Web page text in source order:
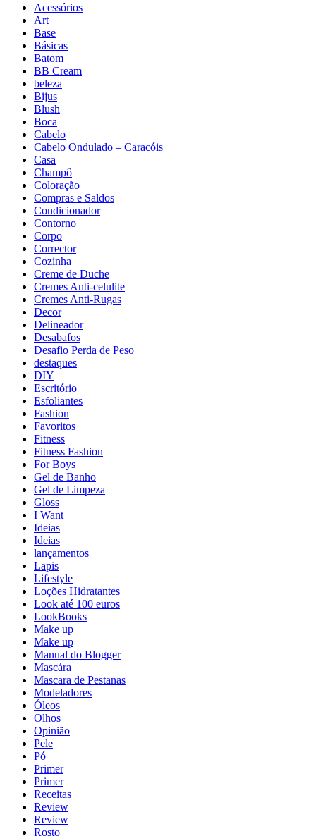
Acessórios
Art
Base
Básicas
Batom
BB Cream
beleza
Bijus
Blush
Boca
Cabelo
Cabelo Ondulado – Caracóis
Casa
Champô
Coloração
Compras e Saldos
Condicionador
Contorno
Corpo
Corrector
Cozinha
Creme de Duche
Cremes Anti-celulite
Cremes Anti-Rugas
Decor
Delineador
Desabafos
Desafio Perda de Peso
destaques
DIY
Escritório
Esfoliantes
Fashion
Favoritos
Fitness
Fitness Fashion
For Boys
Gel de Banho
Gel de Limpeza
Gloss
I Want
Ideias
Ideias
lançamentos
Lapis
Lifestyle
Loções Hidratantes
Look até 100 euros
LookBooks
Make up
Make up
Manual do Blogger
Mascára
Mascara de Pestanas
Modeladores
Óleos
Olhos
Opinião
Pele
Pó
Primer
Primer
Receitas
Review
Review
Rosto